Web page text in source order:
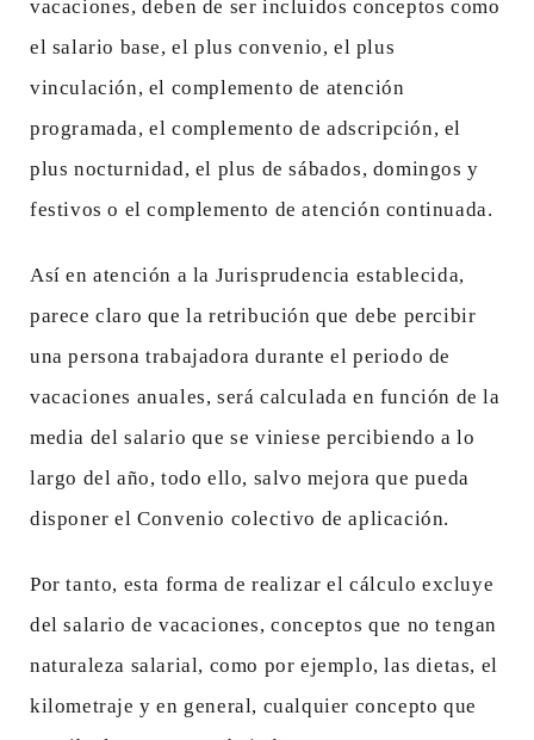
vacaciones, deben de ser incluidos conceptos como
el salario base, el plus convenio, el plus
vinculación, el complemento de atención
programada, el complemento de adscripción, el
plus nocturnidad, el plus de sábados, domingos y
festivos o el complemento de atención continuada.
Así en atención a la Jurisprudencia establecida,
parece claro que la retribución que debe percibir
una persona trabajadora durante el periodo de
vacaciones anuales, será calculada en función de la
media del salario que se viniese percibiendo a lo
largo del año, todo ello, salvo mejora que pueda
disponer el Convenio colectivo de aplicación.
Por tanto, esta forma de realizar el cálculo excluye
del salario de vacaciones, conceptos que no tengan
naturaleza salarial, como por ejemplo, las dietas, el
kilometraje y en general, cualquier concepto que